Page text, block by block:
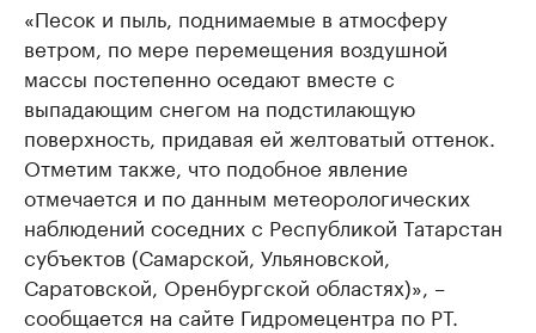
«Песок и пыль, поднимаемые в атмосферу
ветром, по мере перемещения воздушной
массы постепенно оседают вместе с
выпадающим снегом на подстилающую
поверхность, придавая ей желтоватый оттенок.
Отметим также, что подобное явление
отмечается и по данным метеорологических
наблюдений соседних с Республикой Татарстан
субъектов (Самарской, Ульяновской,
Саратовской, Оренбургской областях)», –
сообщается на сайте Гидромецентра по РТ.